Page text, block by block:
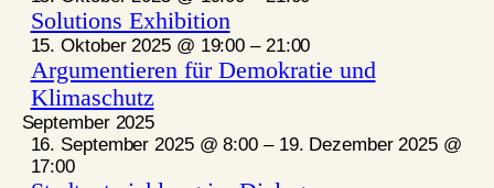
Solutions Exhibition
15. Oktober 2025 @ 19:00 – 21:00
Argumentieren für Demokratie und
Klimaschutz
September 2025
16. September 2025 @ 8:00 – 19. Dezember 2025 @
17:00